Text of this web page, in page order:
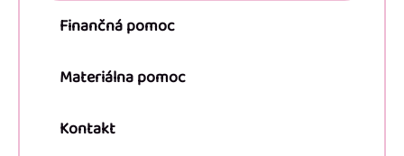
Finančná pomoc
Materiálna pomoc
Kontakt